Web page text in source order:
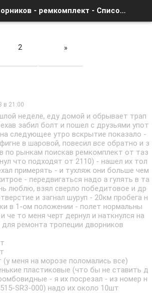
Трапеция дворников - ремкомплект - Список форумов
2 »
в 21:00
неделе, еду домой и обрывает трап
забил болт и пошел с друзьями упот
следующее утро вскрытие показало -
в шаровой, повесил все обратно и з
по рынкам поискав ремкомплект от таз
что подходят от 2110) - нашел их тол
примерять - и тухляж они больше чем
- передвигаться надо а гулять в та
люблю, взял сверло победитовое и др
и загнал шуруп - 20км пробега н
в 1-ом положении - полет нормальны
че то меня черт дернул и наткнулся на
ремонта тропеции дворников
(у меня на морозе поломались все)
пластиковые (что бы не ставить д
- я их посрезал - из номер н
SR3-000) надо их около 10шт